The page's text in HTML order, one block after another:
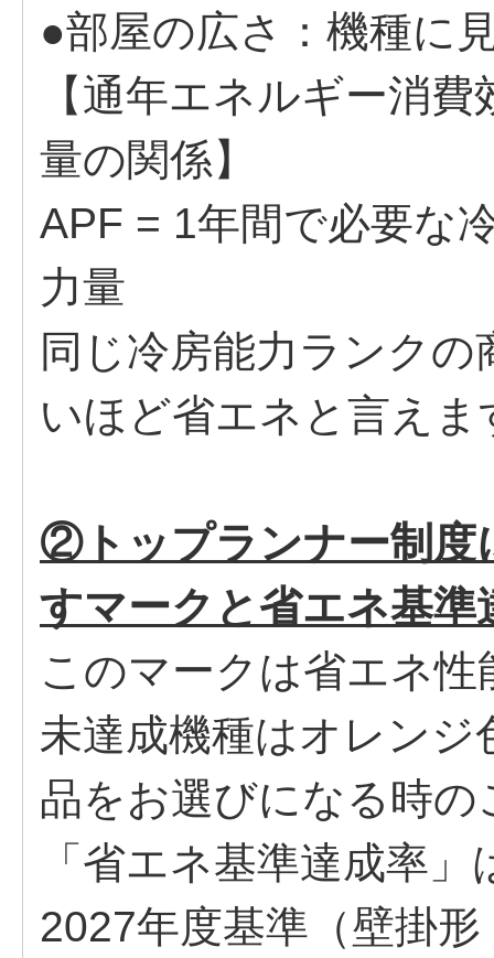
●部屋の広さ：機種
【通年エネルギー消
量の関係】
APF = 1年間で必要な
力量
同じ冷房能力ランク
いほど省エネと言えま
②トップランナー制度
すマークと省エネ基準
このマークは省エネ
未達成機種はオレン
品をお選びになる時
「省エネ基準達成率
2027年度基準（壁掛